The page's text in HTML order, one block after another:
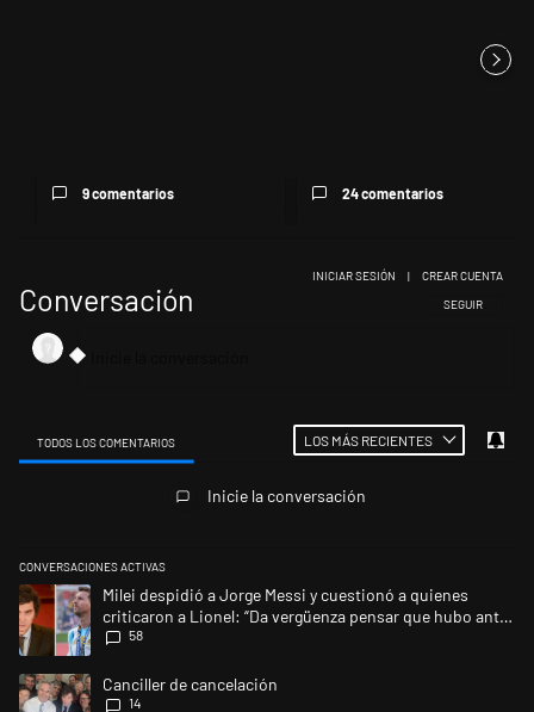
9 comentarios 24 comentarios
Conversación SIGA ESTA
SEGUIR
INICIAR SESIÓN | CREAR CUENTA
TODOS LOS COMENTARIOS LOS MÁS RECIENTES
Inicie la conversación
CONVERSACIONES ACTIVAS
Este listado muestra los artículos con más comentarios en los últimos
Un artículo de tendencia con el título "Milei despidió a Jorge Messi y
Milei despidió a Jorge Messi y cuestionó a quienes
criticaron a Lionel: “Da vergüenza pensar que hubo anti-
Messi”
58
Un artículo de tendencia con el título "Canciller de cancelación" con 14
Canciller de cancelación
14